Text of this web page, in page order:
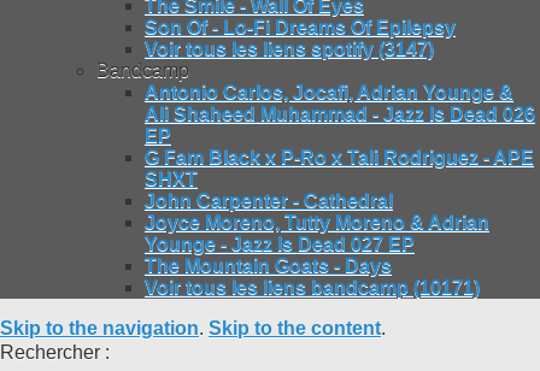
The Smile - Wall Of Eyes
Son Of - Lo-Fi Dreams Of Epilepsy
Voir tous les liens spotify (3147)
Bandcamp
Antonio Carlos, Jocafi, Adrian Younge &
Ali Shaheed Muhammad - Jazz Is Dead 026
EP
G Fam Black x P-Ro x Tali Rodriguez - APE
SHXT
John Carpenter - Cathedral
Joyce Moreno, Tutty Moreno & Adrian
Younge - Jazz Is Dead 027 EP
The Mountain Goats - Days
Voir tous les liens bandcamp (10171)
Skip to the navigation. Skip to the content.
Rechercher :